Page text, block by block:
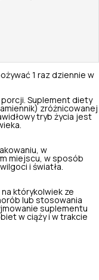
1 raz dziennie w
Suplement diety
zróżnicowanej
tryb życia jest
w
miejscu, w sposób
i światła.
którykolwiek ze
lub stosowania
suplementu
w ciąży i w trakcie